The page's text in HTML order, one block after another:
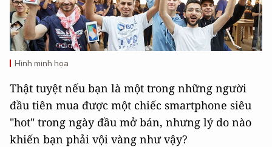
Hình minh họa
Thật tuyệt nếu bạn là một trong những người
đầu tiên mua được một chiếc smartphone siêu
"hot" trong ngày đầu mở bán, nhưng lý do nào
khiến bạn phải vội vàng như vậy?